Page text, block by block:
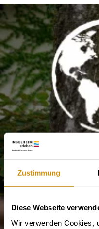
Zustimmung
Diese Webseite
Wir verwenden Cookies,